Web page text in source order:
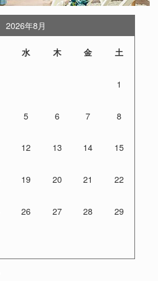
2026年8月
水 木 金 土
1
5 6 7 8
12 13 14 15
19 20 21 22
26 27 28 29